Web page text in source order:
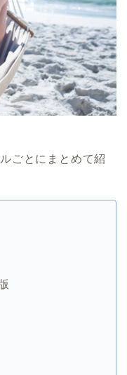
ごとにまとめて紹